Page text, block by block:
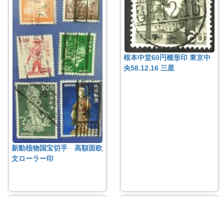
新動植物国宝切手 高額面欧
文ローラー印
根本中堂60円櫛形印 東京中
央58.12.16 三星